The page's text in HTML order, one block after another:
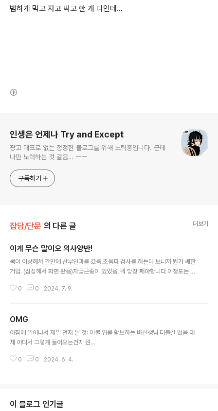
범하게 먹고 자고 싸고 한 게 다인데...
인생은 언제나 Try and Except
광고 매크로 없는 청정한 블로그를 위해 노력중입니다. 근데
나만 노력하는 것 같음… ㅡㅡ
구독하기
잡담/단문 의 다른 글 더보기
이게 무슨 말이오 의사양반!
몸이 이상해서 간만에 산부인과를 갔음.초음파 검사를 하는데 보니까 뭔가 쎄한
거임. (심심해서 화면 봤음)자궁근종이 있었음. 뭐 당장 째야합니다 이정도는 아
어도 되는게 생겼다는게 기분이 썩 좋지는 않고요. 엄마가 알았다간 고기피자치
0 0 2024. 7. 9.
OMG
아침에 일어나서 제일 먼저 본 것: 이불 위를 활보하는 바선생님 더블킬 땄음 대
체 어디서 그렇게 들어오는건지 원…
0 0 2024. 6. 4.
이 블로그 인기글